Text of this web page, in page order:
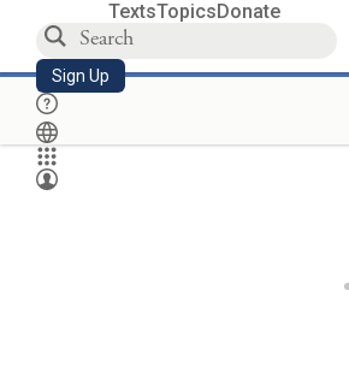
TextsTopicsDonate
Sign Up